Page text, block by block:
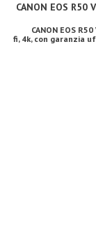
CANON EOS R50
CANON EOS
fi, 4k, con garanzia